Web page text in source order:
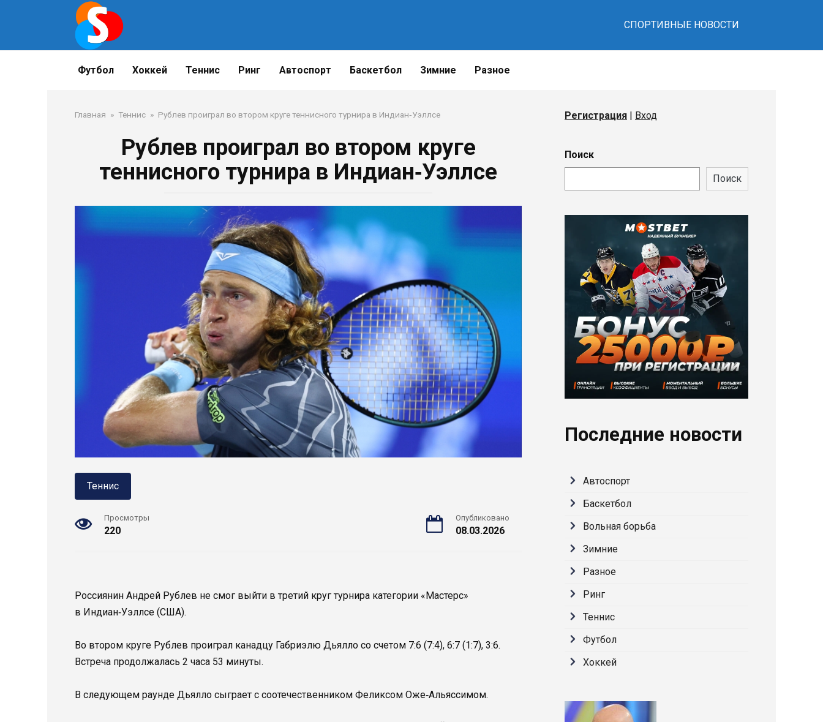
СПОРТИВНЫЕ НОВОСТИ
Футбол Хоккей Теннис Ринг Автоспорт Баскетбол Зимние Разное
Главная » Теннис » Рублев проиграл во втором круге теннисного турнира в Индиан‑Уэллсе
Рублев проиграл во втором круге
теннисного турнира в Индиан‑Уэллсе
Теннис
Просмотры
220
Опубликовано
08.03.2026
Россиянин Андрей Рублев не смог выйти в третий круг турнира категории «Мастерс»
в Индиан‑Уэллсе (США).
Во втором круге Рублев проиграл канадцу Габриэлю Дьялло со счетом 7:6 (7:4), 6:7 (1:7), 3:6.
Встреча продолжалась 2 часа 53 минуты.
В следующем раунде Дьялло сыграет с соотечественником Феликсом Оже‑Альяссимом.
Регистрация | Вход
Поиск
Поиск
Последние новости
Автоспорт
Баскетбол
Вольная борьба
Зимние
Разное
Ринг
Теннис
Футбол
Хоккей